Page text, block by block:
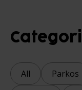
All Parkos